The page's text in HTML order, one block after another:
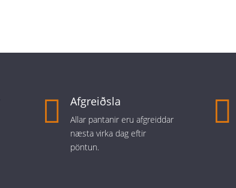
 Afgreiðsla
Allar pantanir eru afgreiddar
næsta virka dag eftir
pöntun.
